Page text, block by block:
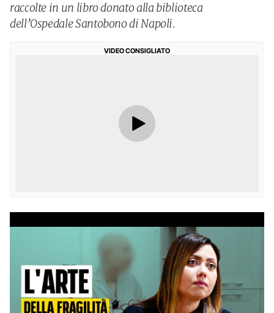
raccolte in un libro donato alla biblioteca
dell’Ospedale Santobono di Napoli.
VIDEO CONSIGLIATO